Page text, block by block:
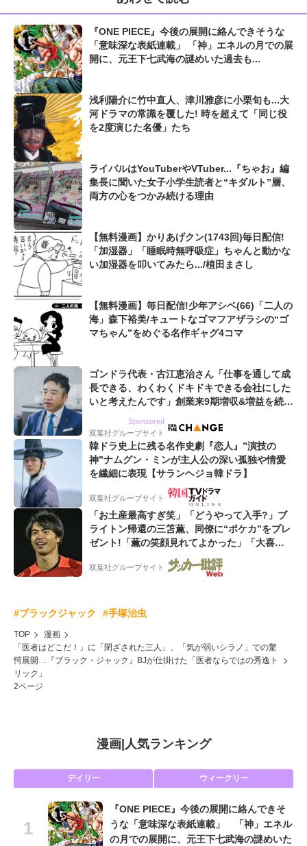
『ONE PIECE』今後の展開に絡んできそうな
「意味深な表紙連載」 「神」エネルの月での展
開に、元王下七武海の謎めいた過去も...
浅利陽介に竹中直人、津川雅彦に小栗旬も...大
河ドラマの常識を覆した! 時を超えて「同じ役
を2度演じた名優」たち
ライバルはYouTuberやVTuber...『ちゃお』編
集長に聞いた女子小学生読者と“キダルト”層、
両方の心をつかみ続ける理由
【無料漫画】かりあげクン(1743回)毎日配信!
「加湿器」「睡眠時無呼吸症」ちゃんと動かな
い加湿器を叩いてみたら.../植田まさし
【無料漫画】毎日配信!少年アシベ(66)「二人の
海」森下裕美/キュートなゴマフアザラシの“ゴ
マちゃん”をめぐる名作ギャグ4コマ
ゴンドラ代表・古江恵治さん「仕事を通して成
長できる、わくわくドキドキできる会社にした
いと考えたんです」創業来9期増収&増益を続け
Sponsored
双葉社グループサイト
韓ドラ史上に残る名作史劇『恋人』”演技の
神”ナムグン・ミンが主人公の深い孤独や情愛
を繊細に表現【サランヘジョ韓ドラ】
双葉社グループサイト
「お土産最高すぎ笑」「どうやって入手?」ブ
ライトン帰還の三笘薫、同僚に“ポケカ”をプレ
ゼント!「薫の笑顔見れてよかった」「大喜び
のリュテル可愛すぎ」
双葉社グループサイト
#ブラックジャック #手塚治虫
TOP
漫画
「医者はどこだ！」に「閉ざされた三人」、「気が弱いシラノ」での驚
愕展開…『ブラック・ジャック』BJが仕掛けた「医者ならではの秀逸ト
リック」
2ページ
漫画| 人気ランキング
デイリー ウィークリー
『ONE PIECE』今後の展開に絡んできそ
うな「意味深な表紙連載」 「神」エネル
の月での展開に、元王下七武海の謎めいた